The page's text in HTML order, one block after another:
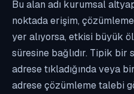
Bu alan adı kurumsal
noktada erişim,
yer alıyorsa, etkisi büyük
süresine bağlıdır. Tipik bir
adrese tıkladığında veya
adrese çözümleme talebi